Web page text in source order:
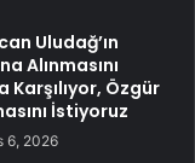
Uludağ’ın
Alınmasını
Karşılıyor, Özgür
İstiyoruz
6, 2026